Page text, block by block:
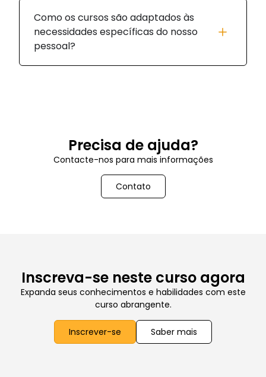
Como os cursos são adaptados às
necessidades específicas do nosso
pessoal?
Precisa de ajuda?
Contacte-nos para mais informações
Contato
Inscreva-se neste curso agora
Expanda seus conhecimentos e habilidades com este
curso abrangente.
Inscrever-se Saber mais